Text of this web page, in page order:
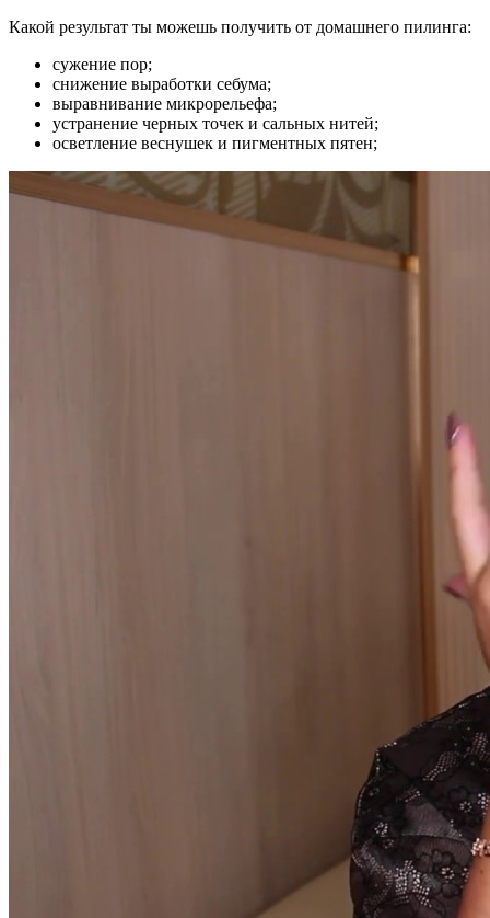
Какой результат ты можешь получить от домашнего пилинга:
сужение пор;
снижение выработки себума;
выравнивание микрорельефа;
устранение черных точек и сальных нитей;
осветление веснушек и пигментных пятен;